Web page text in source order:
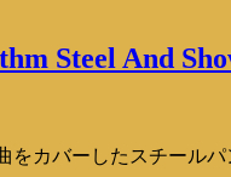
Steel And
をカバーしたスチール